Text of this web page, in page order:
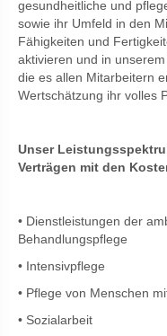
gesundheitliche und
sowie ihr Umfeld in den
Fähigkeiten und
aktivieren und in
die es allen Mitarbeitern
Wertschätzung ihr volles
Unser
Verträgen mit den
• Dienstleistungen der
Behandlungspflege
• Intensivpflege
• Pflege von Menschen
• Sozialarbeit